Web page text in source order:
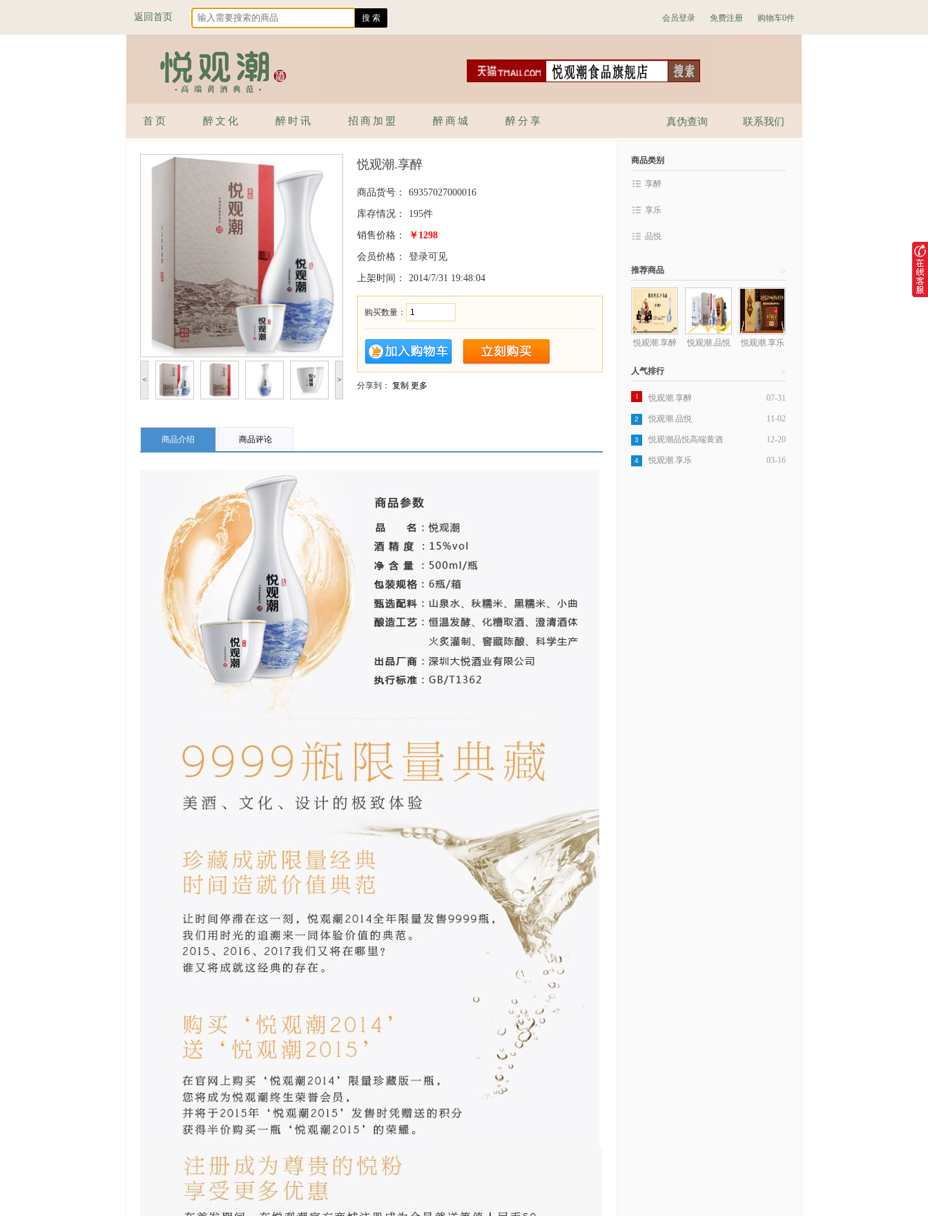
返回首页 购物车0件
免费注册
会员登录
首页 醉文化 醉时讯 招商加盟 醉商城 醉分享 联系我们
真伪查询
< >
悦观潮.享醉
商品货号： 69357027000016
库存情况： 195件
销售价格： ￥1298
会员价格： 登录可见
上架时间： 2014/7/31 19:48:04
购买数量：
分享到： 复制 更多
商品介绍 商品评论
商品类别
享醉
享乐
品悦
>
推荐商品
悦观潮.享醉 悦观潮.品悦 悦观潮.享乐
>
人气排行
07-31
1 悦观潮.享醉
11-02
2 悦观潮.品悦
12-20
3 悦观潮品悦高端黄酒
03-16
4 悦观潮.享乐